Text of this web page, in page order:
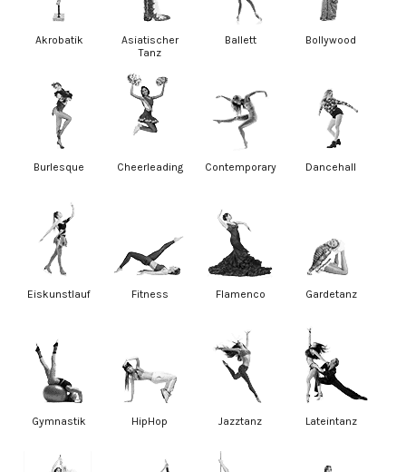
Akrobatik
Asiatischer
Tanz
Ballett Bollywood
Burlesque Cheerleading Contemporary Dancehall
Eiskunstlauf Fitness Flamenco Gardetanz
Gymnastik HipHop Jazztanz Lateintanz